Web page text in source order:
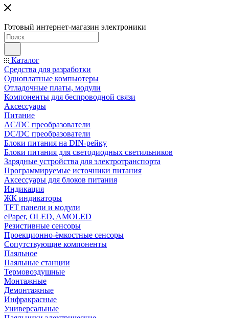
Готовый интернет-магазин электроники
Каталог
Средства для разработки
Одноплатные компьютеры
Отладочные платы, модули
Компоненты для беспроводной связи
Аксессуары
Питание
AC/DC преобразователи
DC/DC преобразователи
Блоки питания на DIN-рейку
Блоки питания для светодиодных светильников
Зарядные устройства для электротранспорта
Программируемые источники питания
Аксессуары для блоков питания
Индикация
ЖК индикаторы
TFT панели и модули
ePaper, OLED, AMOLED
Резистивные сенсоры
Проекционно-ёмкостные сенсоры
Сопутствующие компоненты
Паяльное
Паяльные станции
Термовоздушные
Монтажные
Демонтажные
Инфракрасные
Универсальные